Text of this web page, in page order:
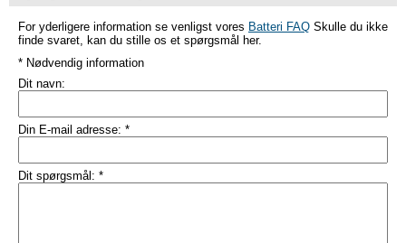
For yderligere information se venligst vores Batteri FAQ Skulle du ikke
finde svaret, kan du stille os et spørgsmål her.
* Nødvendig information
Dit navn:
Din E-mail adresse: *
Dit spørgsmål: *